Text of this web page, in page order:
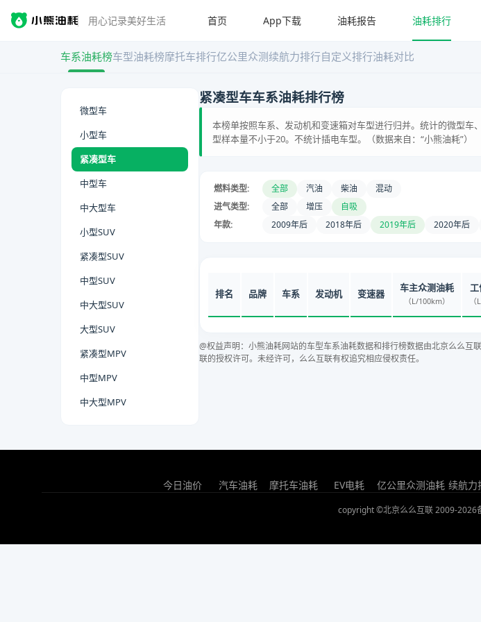
用心记录美好生活 首页 App下载 油耗报告 油耗排行
车系油耗榜车型油耗榜摩托车排行亿公里众测续航力排行自定义排行油耗对比
微型车
小型车
紧凑型车
中型车
中大型车
小型SUV
紧凑型SUV
中型SUV
中大型SUV
大型SUV
紧凑型MPV
中型MPV
中大型MPV
紧凑型车车系油耗排行榜
本榜单按照车系、发动机和变速箱对车型进行归并。统计的微型
型样本量不小于20。不统计插电车型。（数据来自：“小熊油耗”）
燃料类型: 全部 汽油 柴油 混动
进气类型:
全部 增压 自吸
年款:
2009年后 2018年后 2019年后 2020年后
排名 品牌 车系 发动机 变速器 车主众测油耗
（L/100km）
工
@权益声明：小熊油耗网站的车型车系油耗数据和排行榜数据由北京么么
联的授权许可。未经许可，么么互联有权追究相应侵权责任。
今日油价 汽车油耗 摩托车油耗 EV电耗 亿公里众测油耗 续航力
copyright ©北京么么互联 2009-2026